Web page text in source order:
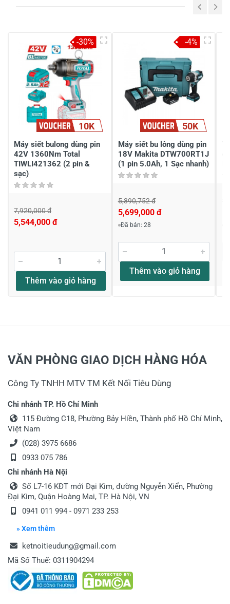
10K
Máy siết bulong dùng pin
42V 1360Nm Total
TIWLI421362 (2 pin &
sạc)
7,920,000 đ
5,544,000 đ
Thêm vào giỏ hàng
-30%
50K
Máy siết bu lông dùng pin
18V Makita DTW700RT1J
(1 pin 5.0Ah, 1 Sạc nhanh)
5,890,752 đ
5,699,000 đ
Đã bán: 28
Thêm vào giỏ hàng
-4%
VĂN PHÒNG GIAO DỊCH HÀNG HÓA
Công Ty TNHH MTV TM Kết Nối Tiêu Dùng
Chi nhánh TP. Hồ Chí Minh
115 Đường C18, Phường Bảy Hiền, Thành phố Hồ Chí Minh,
Việt Nam
(028) 3975 6686
0933 075 786
Chi nhánh Hà Nội
Số L7-16 KĐT mới Đại Kim, đường Nguyễn Xiển, Phường
Đại Kim, Quận Hoàng Mai, TP. Hà Nội, VN
0941 011 994 - 0971 233 253
» Xem thêm
ketnoitieudung@gmail.com
Mã Số Thuế: 0311904294